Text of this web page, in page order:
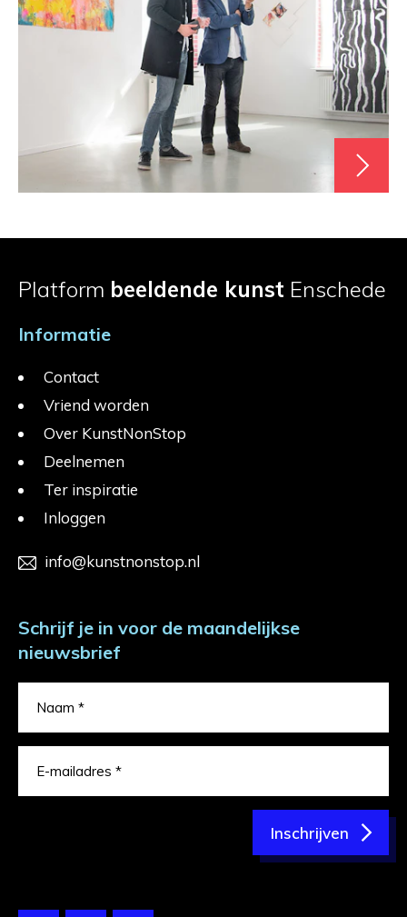
Platform beeldende kunst Enschede
Informatie
Contact
Vriend worden
Over KunstNonStop
Deelnemen
Ter inspiratie
Inloggen
info@kunstnonstop.nl
Schrijf je in voor de maandelijkse
nieuwsbrief
Inschrijven